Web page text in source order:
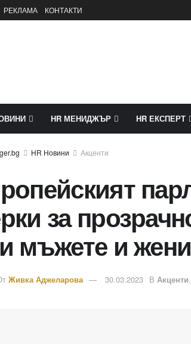
РЕКЛАМА КОНТАКТИ
HR МЕНИДЖЪР HR ЕКСПЕРТ
HR Новини Акценти
за
мъжете и
Живка Аджеларова 30.03.2023 В Акценти,